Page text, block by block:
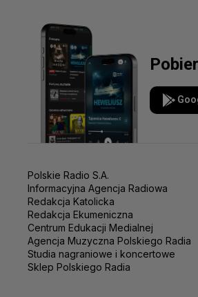
Polskie Radio S.A.
Informacyjna Agencja Radiowa
Redakcja Katolicka
Redakcja Ekumeniczna
Centrum Edukacji Medialnej
Agencja Muzyczna Polskiego Radia
Studia nagraniowe i koncertowe
Sklep Polskiego Radia